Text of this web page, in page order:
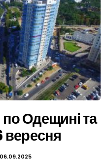
Одещині та
вересня
06.09.2025